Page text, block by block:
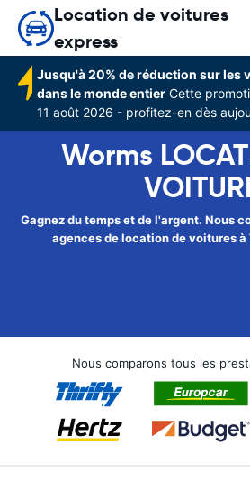
Location de voitures
express
Jusqu'à 20% de réduction sur les
dans le monde entier Cette
11 août 2026 - profitez-en dès
Worms
Gagnez du temps et de l'argent. Nous
agences de location de voitures à
Nous comparons tous les